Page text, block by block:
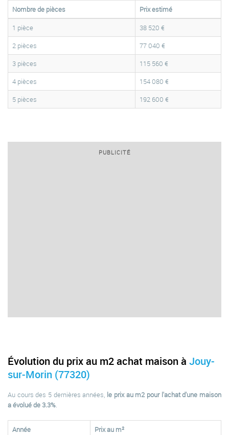
Nombre de pièces
Prix estimé
1 pièce
38 520 €
2 pièces
77 040 €
3 pièces
115 560 €
4 pièces
154 080 €
5 pièces
192 600 €
PUBLICITÉ
Évolution du prix au m2 achat maison à Jouy-
sur-Morin (77320)
Au cours des 5 dernières années, le prix au m2 pour l'achat d'une maison
a évolué de 3.3%.
Année
Prix au m²